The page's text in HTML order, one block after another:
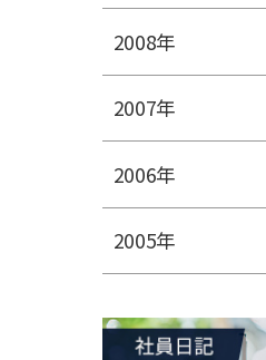
2008年
2007年
2006年
2005年